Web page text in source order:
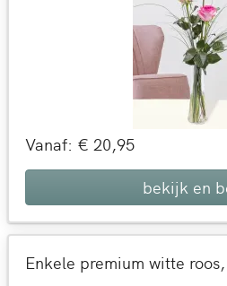
Vanaf: € 20,95
bekijk en
Enkele premium witte